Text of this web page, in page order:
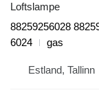
Loftslampe
88259256028
6024
gas
Estland, Tallinn